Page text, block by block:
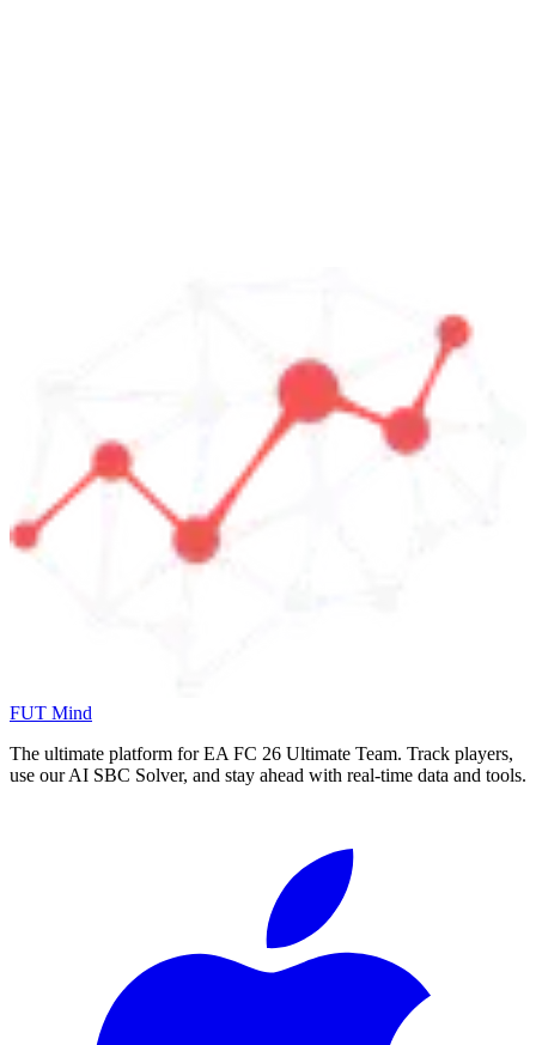
FUT Mind
The ultimate platform for EA FC 26 Ultimate Team. Track players,
use our AI SBC Solver, and stay ahead with real-time data and tools.